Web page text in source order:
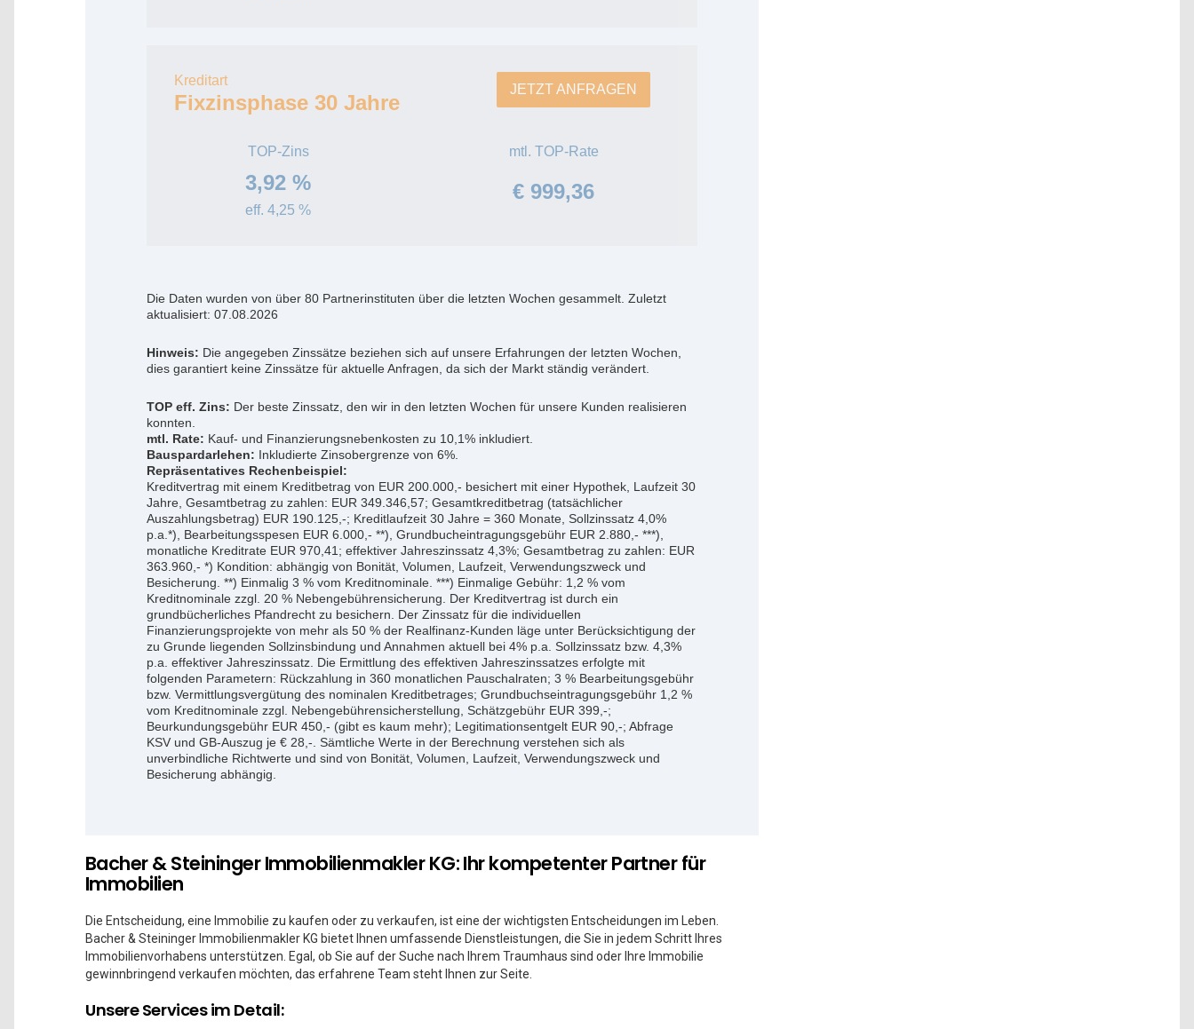
Kreditart
Fixzinsphase 30 Jahre
TOP-Zins
3,92 %
eff. 4,25 %
mtl. TOP-Rate
€ 999,36
JETZT ANFRAGEN
Die Daten wurden von über 80 Partnerinstituten über die letzten Wochen gesammelt. Zuletzt
aktualisiert: 07.08.2026
Hinweis: Die angegeben Zinssätze beziehen sich auf unsere Erfahrungen der letzten Wochen,
dies garantiert keine Zinssätze für aktuelle Anfragen, da sich der Markt ständig verändert.
TOP eff. Zins: Der beste Zinssatz, den wir in den letzten Wochen für unsere Kunden realisieren
konnten.
mtl. Rate: Kauf- und Finanzierungsnebenkosten zu 10,1% inkludiert.
Bauspardarlehen: Inkludierte Zinsobergrenze von 6%.
Repräsentatives Rechenbeispiel:
Kreditvertrag mit einem Kreditbetrag von EUR 200.000,- besichert mit einer Hypothek, Laufzeit 30
Jahre, Gesamtbetrag zu zahlen: EUR 349.346,57; Gesamtkreditbetrag (tatsächlicher
Auszahlungsbetrag) EUR 190.125,-; Kreditlaufzeit 30 Jahre = 360 Monate, Sollzinssatz 4,0%
p.a.*), Bearbeitungsspesen EUR 6.000,- **), Grundbucheintragungsgebühr EUR 2.880,- ***),
monatliche Kreditrate EUR 970,41; effektiver Jahreszinssatz 4,3%; Gesamtbetrag zu zahlen: EUR
363.960,- *) Kondition: abhängig von Bonität, Volumen, Laufzeit, Verwendungszweck und
Besicherung. **) Einmalig 3 % vom Kreditnominale. ***) Einmalige Gebühr: 1,2 % vom
Kreditnominale zzgl. 20 % Nebengebührensicherung. Der Kreditvertrag ist durch ein
grundbücherliches Pfandrecht zu besichern. Der Zinssatz für die individuellen
Finanzierungsprojekte von mehr als 50 % der Realfinanz-Kunden läge unter Berücksichtigung der
zu Grunde liegenden Sollzinsbindung und Annahmen aktuell bei 4% p.a. Sollzinssatz bzw. 4,3%
p.a. effektiver Jahreszinssatz. Die Ermittlung des effektiven Jahreszinssatzes erfolgte mit
folgenden Parametern: Rückzahlung in 360 monatlichen Pauschalraten; 3 % Bearbeitungsgebühr
bzw. Vermittlungsvergütung des nominalen Kreditbetrages; Grundbuchseintragungsgebühr 1,2 %
vom Kreditnominale zzgl. Nebengebührensicherstellung, Schätzgebühr EUR 399,-;
Beurkundungsgebühr EUR 450,- (gibt es kaum mehr); Legitimationsentgelt EUR 90,-; Abfrage
KSV und GB-Auszug je € 28,-. Sämtliche Werte in der Berechnung verstehen sich als
unverbindliche Richtwerte und sind von Bonität, Volumen, Laufzeit, Verwendungszweck und
Besicherung abhängig.
Bacher & Steininger Immobilienmakler KG: Ihr kompetenter Partner für
Immobilien
Die Entscheidung, eine Immobilie zu kaufen oder zu verkaufen, ist eine der wichtigsten Entscheidungen im Leben.
Bacher & Steininger Immobilienmakler KG bietet Ihnen umfassende Dienstleistungen, die Sie in jedem Schritt Ihres
Immobilienvorhabens unterstützen. Egal, ob Sie auf der Suche nach Ihrem Traumhaus sind oder Ihre Immobilie
gewinnbringend verkaufen möchten, das erfahrene Team steht Ihnen zur Seite.
Unsere Services im Detail: